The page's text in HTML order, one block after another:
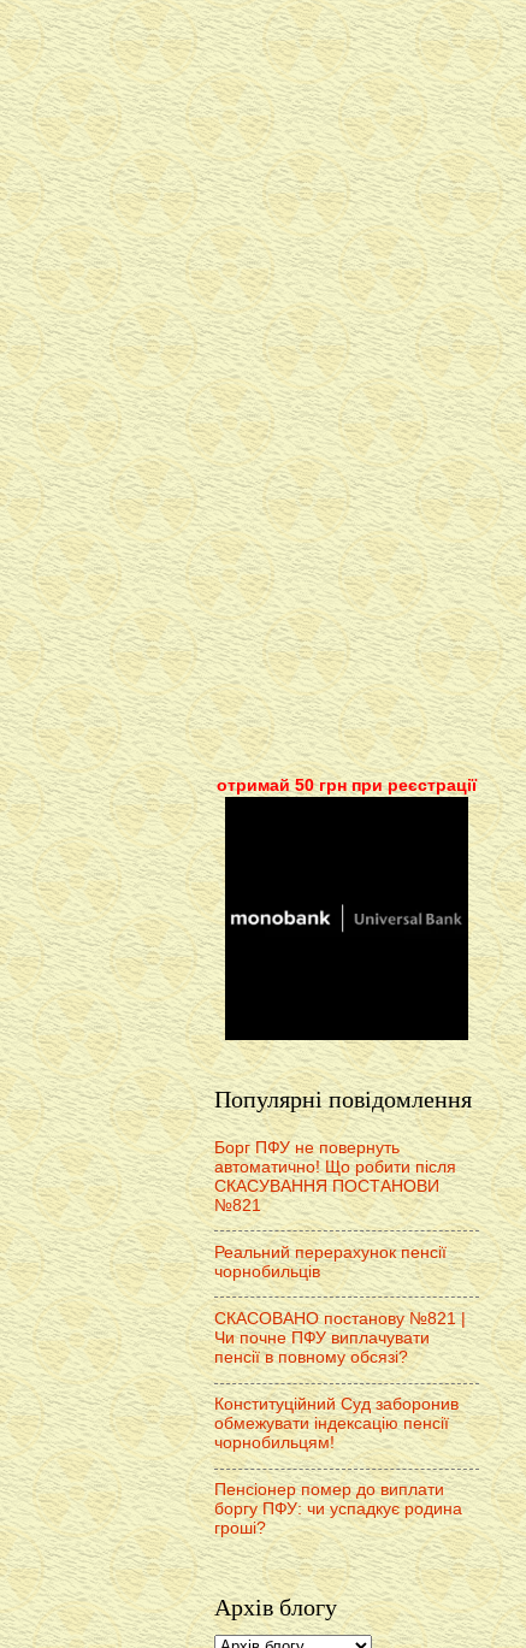
отримай 50 грн при реєстрації
Популярні повідомлення
Борг ПФУ не повернуть
автоматично! Що робити після
СКАСУВАННЯ ПОСТАНОВИ
№821
Реальний перерахунок пенсії
чорнобильців
СКАСОВАНО постанову №821 |
Чи почне ПФУ виплачувати
пенсії в повному обсязі?
Конституційний Суд заборонив
обмежувати індексацію пенсії
чорнобильцям!
Пенсіонер помер до виплати
боргу ПФУ: чи успадкує родина
гроші?
Архів блогу